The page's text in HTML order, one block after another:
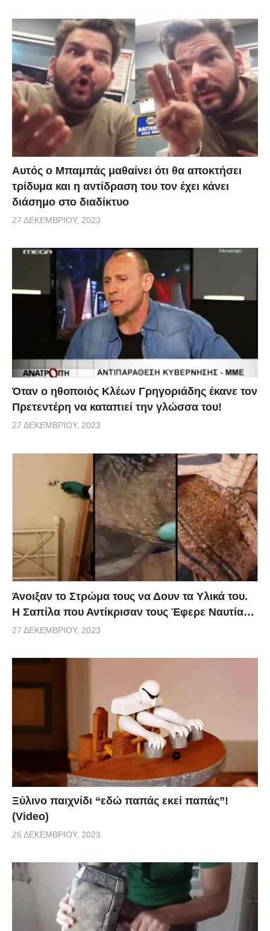
Αυτός ο Μπαμπάς μαθαίνει ότι θα αποκτήσει
τρίδυμα και η αντίδραση του τον έχει κάνει
διάσημο στο διαδίκτυο
27 ΔΕΚΕΜΒΡΊΟΥ, 2023
Όταν ο ηθοποιός Κλέων Γρηγοριάδης έκανε τον
Πρετεντέρη να καταπιεί την γλώσσα του!
27 ΔΕΚΕΜΒΡΊΟΥ, 2023
Άνοιξαν το Στρώμα τους να Δουν τα Υλικά του.
Η Σαπίλα που Αντίκρισαν τους Έφερε Ναυτία…
27 ΔΕΚΕΜΒΡΊΟΥ, 2023
Ξύλινο παιχνίδι “εδώ παπάς εκεί παπάς”!
(Video)
26 ΔΕΚΕΜΒΡΊΟΥ, 2023